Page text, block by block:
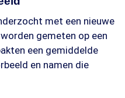
met een nieuwe
gemeten op een
een gemiddelde
en namen die